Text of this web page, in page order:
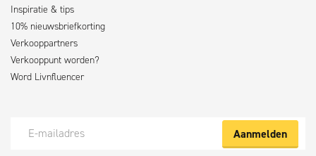
Inspiratie & tips
10% nieuwsbriefkorting
Verkooppartners
Verkooppunt worden?
Word Livnfluencer
Aanmelden